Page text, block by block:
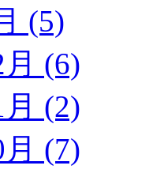
(5)
(6)
(2)
(7)